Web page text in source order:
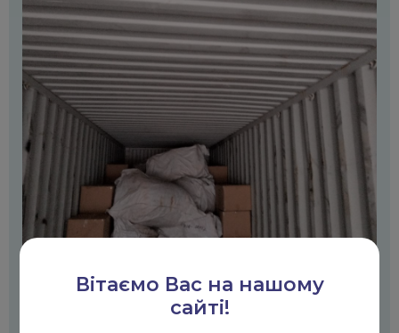
Вітаємо Вас на нашому
сайті!